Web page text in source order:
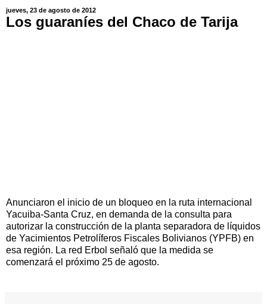
jueves, 23 de agosto de 2012
Los guaraníes del Chaco de Tarija
Anunciaron el inicio de un bloqueo en la ruta internacional
Yacuiba-Santa Cruz, en demanda de la consulta para
autorizar la construcción de la planta separadora de líquidos
de Yacimientos Petrolíferos Fiscales Bolivianos (YPFB) en
esa región. La red Erbol señaló que la medida se
comenzará el próximo 25 de agosto.